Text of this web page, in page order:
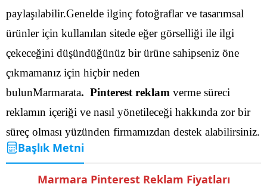
paylaşılabilir.Genelde ilginç fotoğraflar ve tasarımsal
ürünler için kullanılan sitede eğer görselliği ile ilgi
çekeceğini düşündüğünüz bir ürüne sahipseniz öne
çıkmamanız için hiçbir neden
bulunMarmarata. Pinterest reklam verme süreci
reklamın içeriği ve nasıl yönetileceği hakkında zor bir
süreç olması yüzünden firmamızdan destek alabilirsiniz.
Başlık Metni
Marmara Pinterest Reklam Fiyatları